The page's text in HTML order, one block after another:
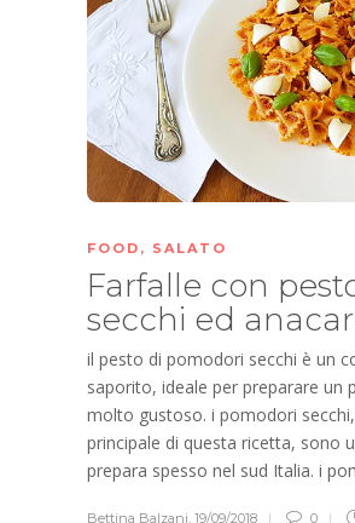
FOOD , SALATO
Farfalle con
secchi ed
il pesto di pomodori secchi è un
saporito, ideale per preparare un
molto gustoso. i pomodori
principale di questa ricetta, sono
prepara spesso nel sud Italia. i
Bettina Balzani 19/09/2018 0